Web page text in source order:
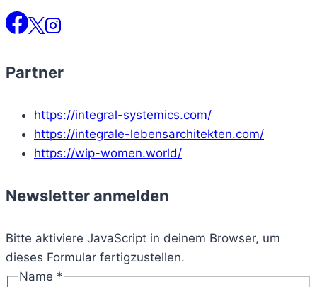
Partner
https://integral-systemics.com/
https://integrale-lebensarchitekten.com/
https://wip-women.world/
Newsletter anmelden
Bitte aktiviere JavaScript in deinem Browser, um
dieses Formular fertigzustellen.
Name
Name *